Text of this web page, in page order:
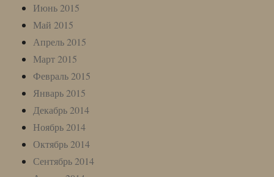
Июнь 2015
Май 2015
Апрель 2015
Март 2015
Февраль 2015
Январь 2015
Декабрь 2014
Ноябрь 2014
Октябрь 2014
Сентябрь 2014